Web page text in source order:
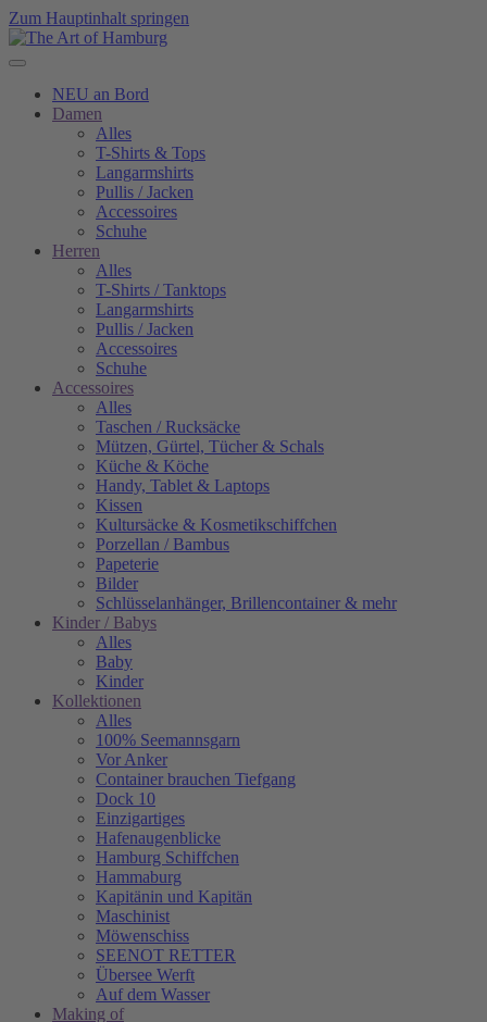
Zum Hauptinhalt springen
NEU an Bord
Damen
Alles
T-Shirts & Tops
Langarmshirts
Pullis / Jacken
Accessoires
Schuhe
Herren
Alles
T-Shirts / Tanktops
Langarmshirts
Pullis / Jacken
Accessoires
Schuhe
Accessoires
Alles
Taschen / Rucksäcke
Mützen, Gürtel, Tücher & Schals
Küche & Köche
Handy, Tablet & Laptops
Kissen
Kultursäcke & Kosmetikschiffchen
Porzellan / Bambus
Papeterie
Bilder
Schlüsselanhänger, Brillencontainer & mehr
Kinder / Babys
Alles
Baby
Kinder
Kollektionen
Alles
100% Seemannsgarn
Vor Anker
Container brauchen Tiefgang
Dock 10
Einzigartiges
Hafenaugen­blicke
Hamburg Schiffchen
Hammaburg
Kapitänin und Kapitän
Maschinist
Möwenschiss
SEENOT RETTER
Übersee Werft
Auf dem Wasser
Making of